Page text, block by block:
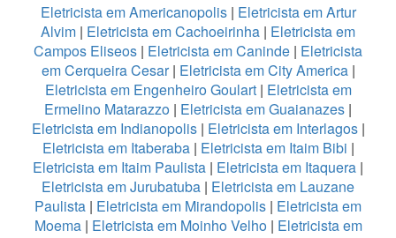
Eletricista em Americanopolis | Eletricista em Artur
Alvim | Eletricista em Cachoeirinha | Eletricista em
Campos Eliseos | Eletricista em Caninde | Eletricista
em Cerqueira Cesar| Eletricista em City America |
Eletricista em Engenheiro Goulart | Eletricista em
Ermelino Matarazzo | Eletricista em Guaianazes |
Eletricista em Indianopolis| Eletricista em Interlagos|
Eletricista em Itaberaba| Eletricista em Itaim Bibi |
Eletricista em Itaim Paulista | Eletricista em Itaquera |
Eletricista em Jurubatuba | Eletricista em Lauzane
Paulista | Eletricista em Mirandopolis | Eletricista em
Moema| Eletricista em Moinho Velho | Eletricista em